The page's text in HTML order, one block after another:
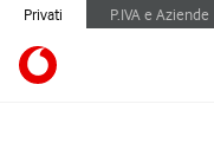
Privati P.IVA e Aziende